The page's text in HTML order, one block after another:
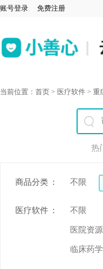
账号登录 免费注册
当前位置： 首页 > 医疗软件 > 重
热
商品分类 ： 不限
医疗软件 ： 不限
医院资
临床药